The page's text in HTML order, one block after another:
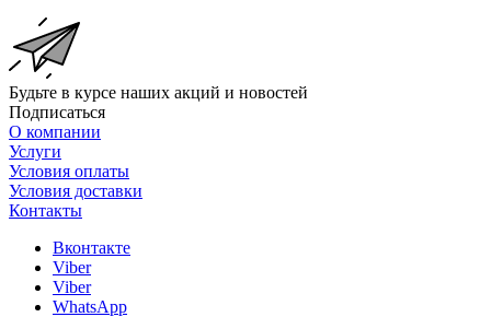
Будьте в курсе наших акций и новостей
Подписаться
О компании
Услуги
Условия оплаты
Условия доставки
Контакты
Вконтакте
Viber
Viber
WhatsApp